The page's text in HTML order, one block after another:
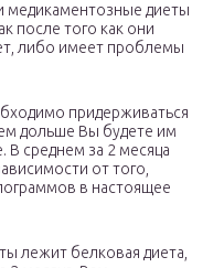
медикаментозные диеты
после того как они
либо имеет проблемы
придерживаться
дольше Вы будете им
В среднем за 2 месяца
от того,
в настоящее
лежит белковая диета,